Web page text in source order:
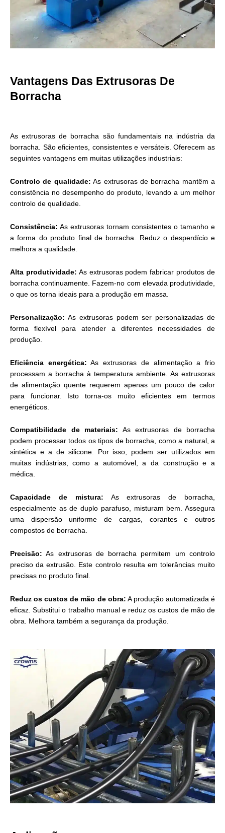
Vantagens Das Extrusoras De
Borracha
As extrusoras de borracha são fundamentais na indústria da
borracha. São eficientes, consistentes e versáteis. Oferecem as
seguintes vantagens em muitas utilizações industriais:
Controlo de qualidade: As extrusoras de borracha mantêm a
consistência no desempenho do produto, levando a um melhor
controlo de qualidade.
Consistência: As extrusoras tornam consistentes o tamanho e
a forma do produto final de borracha. Reduz o desperdício e
melhora a qualidade.
Alta produtividade: As extrusoras podem fabricar produtos de
borracha continuamente. Fazem-no com elevada produtividade,
o que os torna ideais para a produção em massa.
Personalização: As extrusoras podem ser personalizadas de
forma flexível para atender a diferentes necessidades de
produção.
Eficiência energética: As extrusoras de alimentação a frio
processam a borracha à temperatura ambiente. As extrusoras
de alimentação quente requerem apenas um pouco de calor
para funcionar. Isto torna-os muito eficientes em termos
energéticos.
Compatibilidade de materiais: As extrusoras de borracha
podem processar todos os tipos de borracha, como a natural, a
sintética e a de silicone. Por isso, podem ser utilizados em
muitas indústrias, como a automóvel, a da construção e a
médica.
Capacidade de mistura: As extrusoras de borracha,
especialmente as de duplo parafuso, misturam bem. Assegura
uma dispersão uniforme de cargas, corantes e outros
compostos de borracha.
Precisão: As extrusoras de borracha permitem um controlo
preciso da extrusão. Este controlo resulta em tolerâncias muito
precisas no produto final.
Reduz os custos de mão de obra: A produção automatizada é
eficaz. Substitui o trabalho manual e reduz os custos de mão de
obra. Melhora também a segurança da produção.